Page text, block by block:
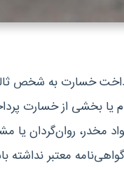
خسارت به شخص
یا بخشی از خسارت
مخدر، روان‌گردان یا
معتبر نداشته